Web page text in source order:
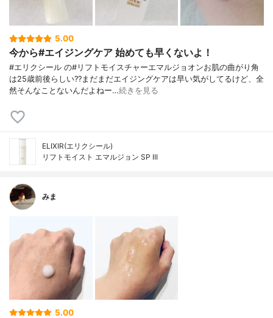
5.00
今から#エイジングケア 始めても早くないよ！
#エリクシール の#リフトモイスチャーエマルジョオンお肌の曲がり角
は25歳前後らしい??まだまだエイジングケアは早い気がしてるけど、全
然そんなことないんだよねー…続きを見る
ELIXIR(エリクシール)
リフトモイスト エマルジョン SP III
みま
5.00